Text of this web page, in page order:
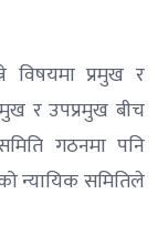
विषयमा प्रमुख र
र उपप्रमुख बीच
गठनमा पनि
न्यायिक समितिले